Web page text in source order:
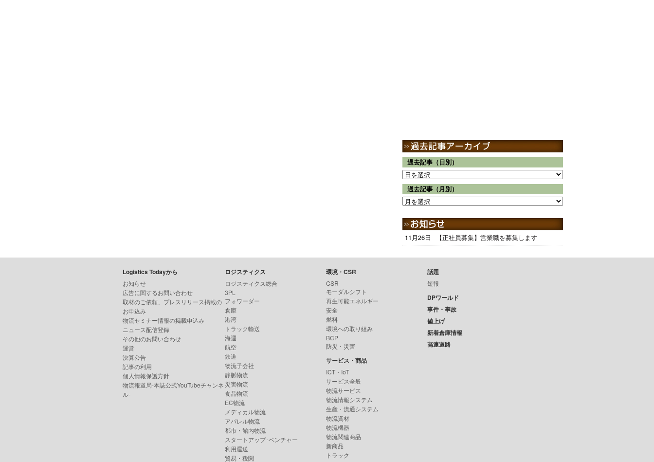
過去記事（日別）
過去記事（月別）
11月26日 【正社員募集】営業職を募集します
Logistics Todayから
お知らせ
広告に関するお問い合わせ
取材のご依頼、プレスリリース掲載の
お申込み
物流セミナー情報の掲載申込み
ニュース配信登録
その他のお問い合わせ
運営
決算公告
記事の利用
個人情報保護方針
物流報道局-本誌公式YouTubeチャンネ
ル-
ロジスティクス
ロジスティクス総合
3PL
フォワーダー
倉庫
港湾
トラック輸送
海運
航空
鉄道
物流子会社
静脈物流
災害物流
食品物流
EC物流
メディカル物流
アパレル物流
都市・館内物流
スタートアップ･ベンチャー
利用運送
貿易・税関
環境・CSR
CSR
モーダルシフト
再生可能エネルギー
安全
燃料
環境への取り組み
BCP
防災・災害
サービス・商品
ICT・IoT
サービス全般
物流サービス
物流情報システム
生産・流通システム
物流資材
物流機器
物流関連商品
新商品
トラック
話題
短報
DPワールド
事件・事故
値上げ
新着倉庫情報
高速道路